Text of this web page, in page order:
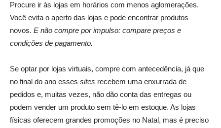
Procure ir às lojas em horários com menos aglomerações.
Você evita o aperto das lojas e pode encontrar produtos
novos. E não compre por impulso: compare preços e
condições de pagamento.
Se optar por lojas virtuais, compre com antecedência, já que
no final do ano esses sites recebem uma enxurrada de
pedidos e, muitas vezes, não dão conta das entregas ou
podem vender um produto sem tê-lo em estoque. As lojas
físicas oferecem grandes promoções no Natal, mas é preciso